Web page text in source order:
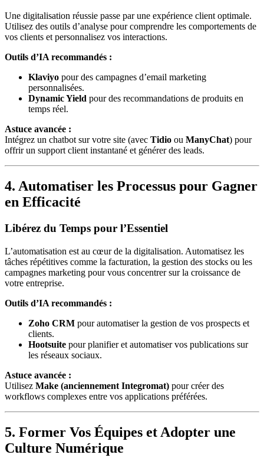
Une digitalisation réussie passe par une expérience client optimale.
Utilisez des outils d’analyse pour comprendre les comportements de
vos clients et personnalisez vos interactions.
Outils d’IA recommandés :
Klaviyo pour des campagnes d’email marketing
personnalisées.
Dynamic Yield pour des recommandations de produits en
temps réel.
Astuce avancée :
Intégrez un chatbot sur votre site (avec Tidio ou ManyChat) pour
offrir un support client instantané et générer des leads.
4. Automatiser les Processus pour Gagner
en Efficacité
Libérez du Temps pour l’Essentiel
L’automatisation est au cœur de la digitalisation. Automatisez les
tâches répétitives comme la facturation, la gestion des stocks ou les
campagnes marketing pour vous concentrer sur la croissance de
votre entreprise.
Outils d’IA recommandés :
Zoho CRM pour automatiser la gestion de vos prospects et
clients.
Hootsuite pour planifier et automatiser vos publications sur
les réseaux sociaux.
Astuce avancée :
Utilisez Make (anciennement Integromat) pour créer des
workflows complexes entre vos applications préférées.
5. Former Vos Équipes et Adopter une
Culture Numérique